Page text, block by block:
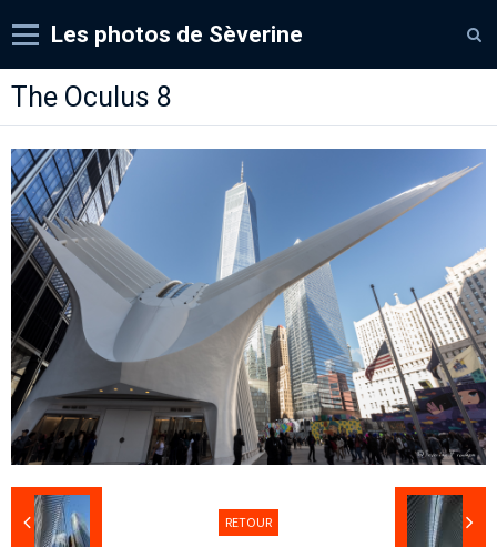
Les photos de Sèverine
Accueil
Expos
Contact
The Oculus 8
RETOUR